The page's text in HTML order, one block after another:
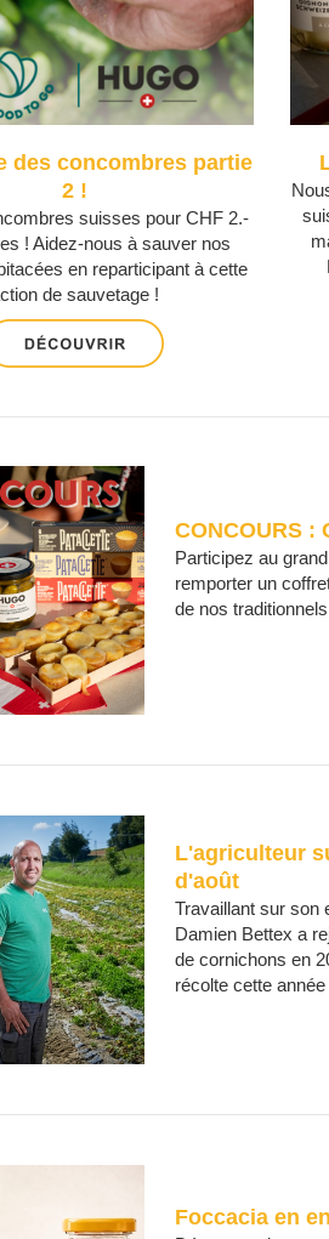
des concombres partie
2 !
suisses pour CHF 2.-
! Aidez-nous à sauver nos
en reparticipant à cette
de sauvetage !
CONCOURS :
Participez au
remporter un
de nos
L'agriculteur
d'août
Travaillant sur son
Damien Bettex a
de cornichons en
récolte cette année
Foccacia en